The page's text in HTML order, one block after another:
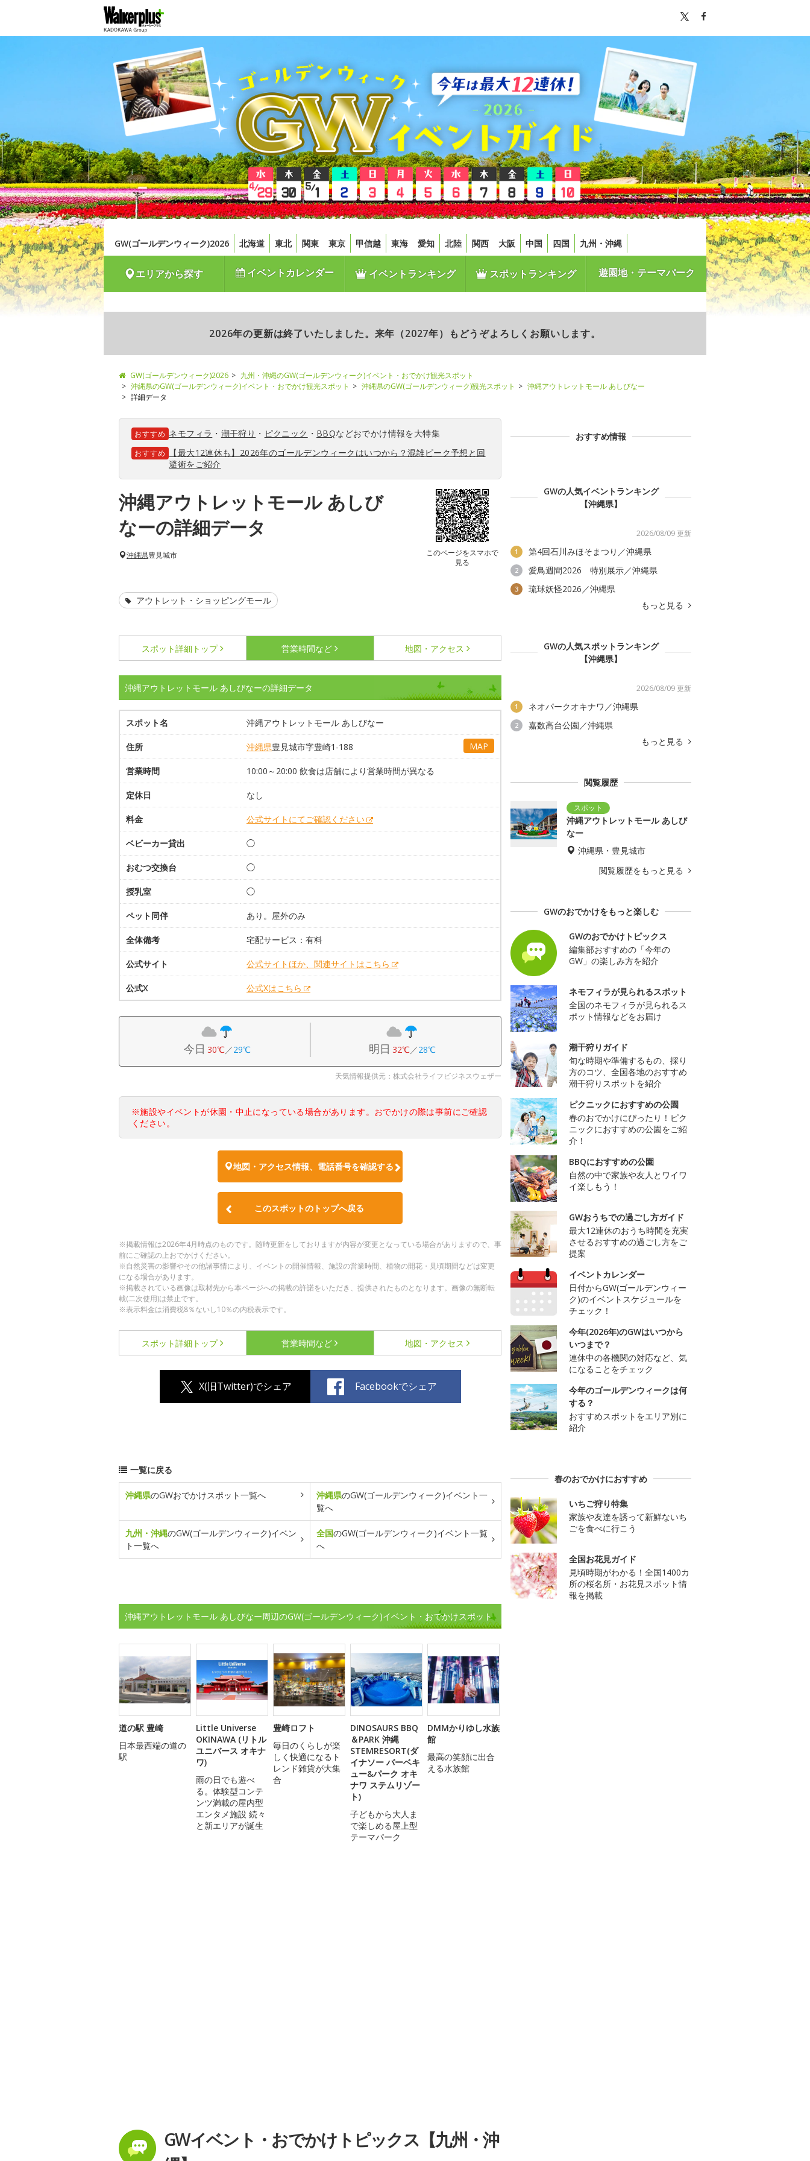
GW(ゴールデンウィーク)2026 北海道 東北 関東 東京 甲信越 東海 愛知 北陸 関西 大阪 中国 四国 九州・沖縄
エリアから探す イベントカレンダー イベントランキング スポットランキング 遊園地・テーマパーク
2026年の更新は終了いたしました。来年（2027年）もどうぞよろしくお願いします。
GW(ゴールデンウィーク)2026
九州・沖縄のGW(ゴールデンウィーク)イベント・おでかけ観光スポット
沖縄県のGW(ゴールデンウィーク)イベント・おでかけ観光スポット
沖縄県のGW(ゴールデンウィーク)観光スポット
沖縄アウトレットモール あしびなー
詳細データ
おすすめ ネモフィラ ・ 潮干狩り ・ ピクニック ・ BBQなどおでかけ情報を大特集
おすすめ
【最大12連休も】2026年のゴールデンウィークはいつから？混雑ピーク予想と回
避術をご紹介
沖縄アウトレットモール あしび
なーの詳細データ
このページをスマホで
見る
沖縄県豊見城市
アウトレット・ショッピングモール
スポット詳細 トップ 営業時間など 地図・アクセス
沖縄アウトレットモール あしびなーの詳細データ
スポット名 沖縄アウトレットモール あしびなー
住所 沖縄県豊見城市字豊崎1-188 MAP
営業時間 10:00～20:00 飲食は店舗により営業時間が異なる
定休日 なし
料金 公式サイトにてご確認ください
ベビーカー貸出 ◯
おむつ交換台 ◯
授乳室 ◯
ペット同伴 あり。屋外のみ
全体備考 宅配サービス：有料
公式サイト 公式サイトほか、関連サイトはこちら
公式X 公式Xはこちら
今日 30℃／29℃ 明日 32℃／28℃
天気情報提供元：株式会社ライフビジネスウェザー
※施設やイベントが休園・中止になっている場合があります。おでかけの際は事前にご確認
ください。
地図・アクセス情報、電話番号を確認する
このスポットのトップへ戻る
※掲載情報は2026年4月時点のものです。随時更新をしておりますが内容が変更となっている場合がありますので、事
前にご確認の上おでかけください。
※自然災害の影響やその他諸事情により、イベントの開催情報、施設の営業時間、植物の開花・見頃期間などは変更
になる場合があります。
※掲載されている画像は取材先から本ページへの掲載の許諾をいただき、提供されたものとなります。画像の無断転
載(二次使用)は禁止です。
※表示料金は消費税8％ないし10％の内税表示です。
スポット詳細 トップ 営業時間など 地図・アクセス
X(旧Twitter)でシェア Facebookでシェア
一覧に戻る
沖縄県のGWおでかけスポット一覧へ 沖縄県のGW(ゴールデンウィーク)イベント一
覧へ
九州・沖縄のGW(ゴールデンウィーク)イベン
ト一覧へ
全国のGW(ゴールデンウィーク)イベント一覧
へ
沖縄アウトレットモール あしびなー周辺のGW(ゴールデンウィーク)イベント・おでかけスポット
道の駅 豊崎
日本最西端の道の
駅
Little Universe
OKINAWA (リトル
ユニバース オキナ
ワ)
雨の日でも遊べ
る。体験型コンテ
ンツ満載の屋内型
エンタメ施設 続々
と新エリアが誕生
豊崎ロフト
毎日のくらしが楽
しく快適になるト
レンド雑貨が大集
合
DINOSAURS BBQ
＆PARK 沖縄
STEMRESORT(ダ
イナソー バーベキ
ュー&パーク オキ
ナワ ステムリゾー
ト)
子どもから大人ま
で楽しめる屋上型
テーマパーク
DMMかりゆし水族
館
最高の笑顔に出合
える水族館
GWイベント・おでかけトピックス【九州・沖
おすすめ情報
GWの人気イベントランキング
【沖縄県】
2026/08/09 更新
1 第4回石川みほそまつり／沖縄県
2 愛鳥週間2026 特別展示／沖縄県
3
琉球妖怪2026／沖縄県
もっと見る
GWの人気スポットランキング
【沖縄県】
2026/08/09 更新
1 ネオパークオキナワ／沖縄県
2
嘉数高台公園／沖縄県
もっと見る
閲覧履歴
沖縄アウトレットモール あしび
なー
沖縄県・豊見城市
閲覧履歴をもっと見る
GWのおでかけをもっと楽しむ
GWのおでかけトピックス
編集部おすすめの「今年の
GW」の楽しみ方を紹介
ネモフィラが見られるスポット
全国のネモフィラが見られるス
ポット情報などをお届け
潮干狩りガイド
旬な時期や準備するもの、採り
方のコツ、全国各地のおすすめ
潮干狩りスポットを紹介
ピクニックにおすすめの公園
春のおでかけにぴったり！ピク
ニックにおすすめの公園をご紹
介！
BBQにおすすめの公園
自然の中で家族や友人とワイワ
イ楽しもう！
GWおうちでの過ごし方ガイド
最大12連休のおうち時間を充実
させるおすすめの過ごし方をご
提案
イベントカレンダー
日付からGW(ゴールデンウィー
ク)のイベントスケジュールを
チェック！
今年(2026年)のGWはいつから
いつまで？
連休中の各機関の対応など、気
になることをチェック
今年のゴールデンウィークは何
する？
おすすめスポットをエリア別に
紹介
春のおでかけにおすすめ
いちご狩り特集
家族や友達を誘って新鮮ないち
ごを食べに行こう
全国お花見ガイド
見頃時期がわかる！全国1400カ
所の桜名所・お花見スポット情
報を掲載